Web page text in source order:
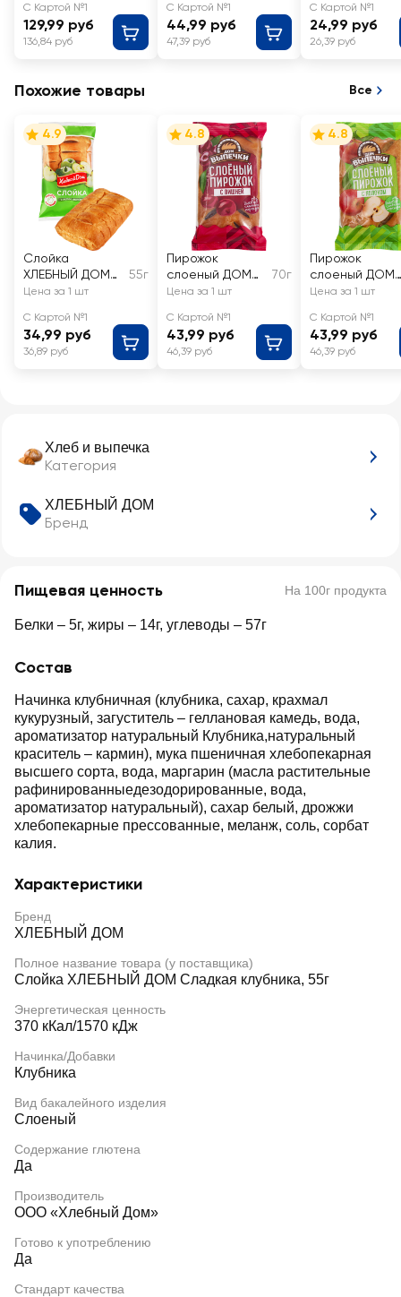
Хлеб и выпечка
Категория
ХЛЕБНЫЙ ДОМ
Бренд
Пищевая ценность На 100г продукта
Белки – 5г, жиры – 14г, углеводы – 57г
Состав
Начинка клубничная (клубника, сахар, крахмал
кукурузный, загуститель – геллановая камедь, вода,
ароматизатор натуральный Клубника,натуральный
краситель – кармин), мука пшеничная хлебопекарная
высшего сорта, вода, маргарин (масла растительные
рафинированныедезодорированные, вода,
ароматизатор натуральный), сахар белый, дрожжи
хлебопекарные прессованные, меланж, соль, сорбат
калия.
Характеристики
Бренд
ХЛЕБНЫЙ ДОМ
Полное название товара (у поставщика)
Слойка ХЛЕБНЫЙ ДОМ Сладкая клубника, 55г
Энергетическая ценность
370 кКал/1570 кДж
Начинка/Добавки
Клубника
Вид бакалейного изделия
Слоеный
Содержание глютена
Да
Производитель
ООО «Хлебный Дом»
Готово к употреблению
Да
Стандарт качества
начинкой
2х70г
С Картой №1
129,99 руб
136,84 руб
начинкой
С Картой №1
44,99 руб
47,39 руб
С Картой №1
24,99 руб
26,39 руб
Похожие товары Все
4.9
Слойка
ХЛЕБНЫЙ ДОМ
Спелое яблоко
55г
Цена за 1 шт
С Картой №1
34,99 руб
36,89 руб
4.8
Пирожок
слоеный ДОМ
ВЫПЕЧКИ с
70г
Цена за 1 шт
С Картой №1
43,99 руб
46,39 руб
4.8
Пирожок
слоеный ДОМ
ВЫПЕЧКИ с
Цена за 1 шт
С Картой №1
43,99 руб
46,39 руб